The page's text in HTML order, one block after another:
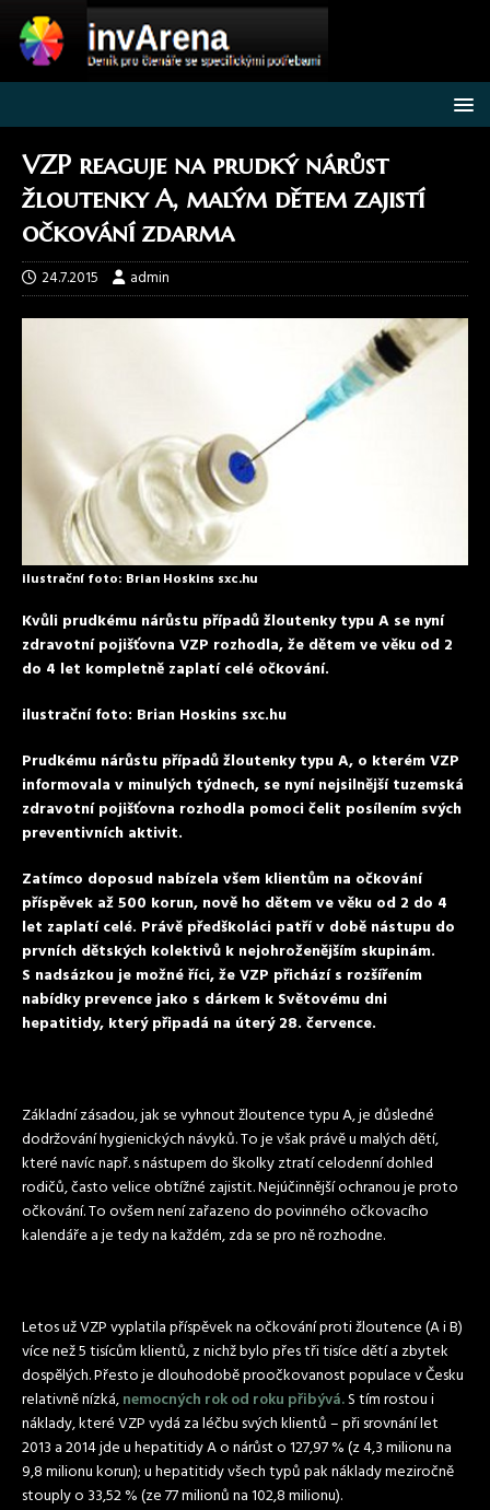
VZP reaguje na prudký nárůst
žloutenky A, malým dětem zajistí
očkování zdarma
24.7.2015 admin
ilustrační foto: Brian Hoskins sxc.hu
Kvůli prudkému nárůstu případů žloutenky typu A se nyní
zdravotní pojišťovna VZP rozhodla, že dětem ve věku od 2
do 4 let kompletně zaplatí celé očkování.
ilustrační foto: Brian Hoskins sxc.hu
Prudkému nárůstu případů žloutenky typu A, o kterém VZP
informovala v minulých týdnech, se nyní nejsilnější tuzemská
zdravotní pojišťovna rozhodla pomoci čelit posílením svých
preventivních aktivit.
Zatímco doposud nabízela všem klientům na očkování
příspěvek až 500 korun, nově ho dětem ve věku od 2 do 4
let zaplatí celé. Právě předškoláci patří v době nástupu do
prvních dětských kolektivů k nejohroženějším skupinám.
S nadsázkou je možné říci, že VZP přichází s rozšířením
nabídky prevence jako s dárkem k Světovému dni
hepatitidy, který připadá na úterý 28. července.
Základní zásadou, jak se vyhnout žloutence typu A, je důsledné
dodržování hygienických návyků. To je však právě u malých dětí,
které navíc např. s nástupem do školky ztratí celodenní dohled
rodičů, často velice obtížné zajistit. Nejúčinnější ochranou je proto
očkování. To ovšem není zařazeno do povinného očkovacího
kalendáře a je tedy na každém, zda se pro ně rozhodne.
Letos už VZP vyplatila příspěvek na očkování proti žloutence (A i B)
více než 5 tisícům klientů, z nichž bylo přes tři tisíce dětí a zbytek
dospělých. Přesto je dlouhodobě proočkovanost populace v Česku
relativně nízká,nemocných rok od roku přibývá.S tím rostou i
náklady, které VZP vydá za léčbu svých klientů – při srovnání let
2013 a 2014 jde u hepatitidy A o nárůst o 127,97 % (z 4,3 milionu na
9,8 milionu korun); u hepatitidy všech typů pak náklady meziročně
stouply o 33,52 % (ze 77 milionů na 102,8 milionu).